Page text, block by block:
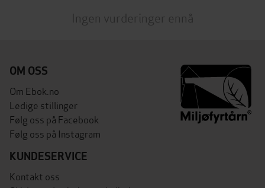
Ingen vurderinger ennå
OM OSS
Om Ebok.no
Ledige stillinger
Følg oss på Facebook
Følg oss på Instagram
KUNDESERVICE
Kontakt oss